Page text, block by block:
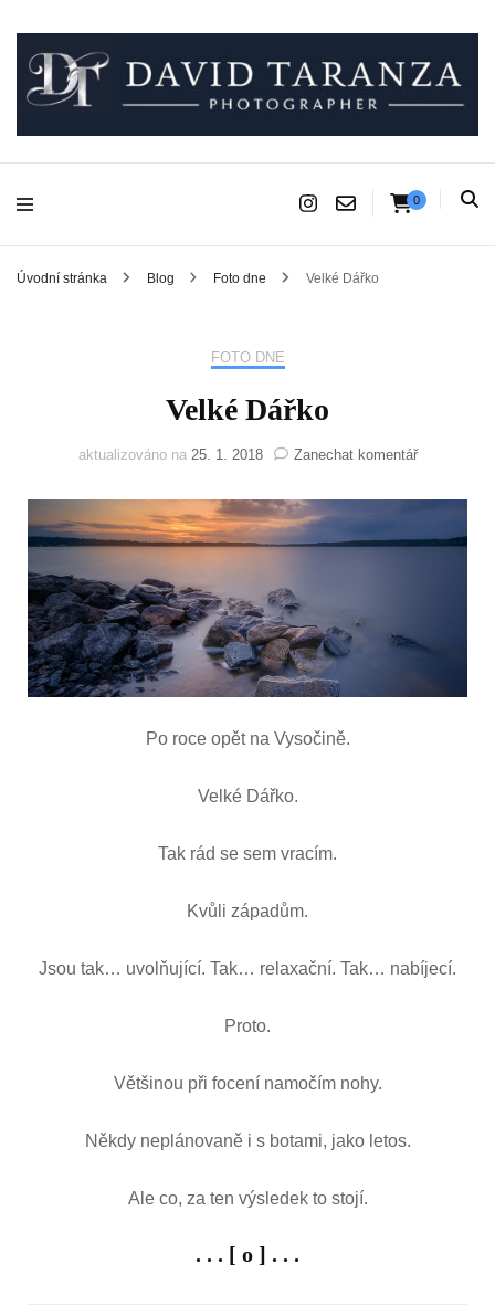
David Taranza
Fotograf pro chvíle, na kterých záleží.
0
Úvodní stránka Blog Foto dne Velké Dářko
FOTO DNE
Velké Dářko
aktualizováno na 25. 1. 2018 Zanechat komentářna
Dářko
Po roce opět na Vysočině.
Velké Dářko.
Tak rád se sem vracím.
Kvůli západům.
Jsou tak… uvolňující. Tak… relaxační. Tak… nabíjecí.
Proto.
Většinou při focení namočím nohy.
Někdy neplánovaně i s botami, jako letos.
Ale co, za ten výsledek to stojí.
. . . [ o ] . . .